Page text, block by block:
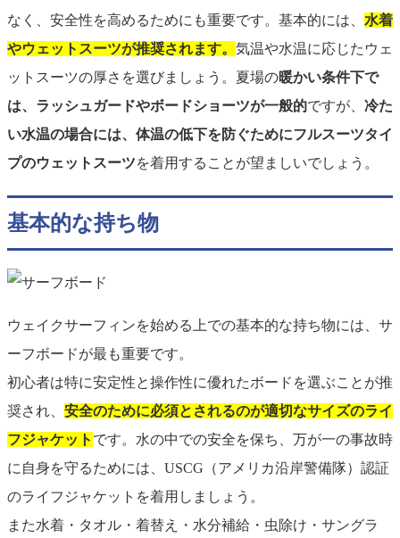
なく、安全性を高めるためにも重要です。基本的には、 水着
やウェットスーツが推奨されます。 気温や水温に応じたウェ
ットスーツの厚さを選びましょう。夏場の暖かい条件下で
は、ラッシュガードやボードショーツが一般的ですが、 冷た
い水温の場合には、体温の低下を防ぐためにフルスーツタイ
プのウェットスーツを着用することが望ましいでしょう。
基本的な持ち物
ウェイクサーフィンを始める上での基本的な持ち物には、サ
ーフボードが最も重要です。
初心者は特に安定性と操作性に優れたボードを選ぶことが推
奨され、 安全のために必須とされるのが適切なサイズのライ
フジャケット です。水の中での安全を保ち、万が一の事故時
に自身を守るためには、USCG（アメリカ沿岸警備隊）認証
のライフジャケットを着用しましょう。
また水着・タオル・着替え・水分補給・虫除け・サングラ